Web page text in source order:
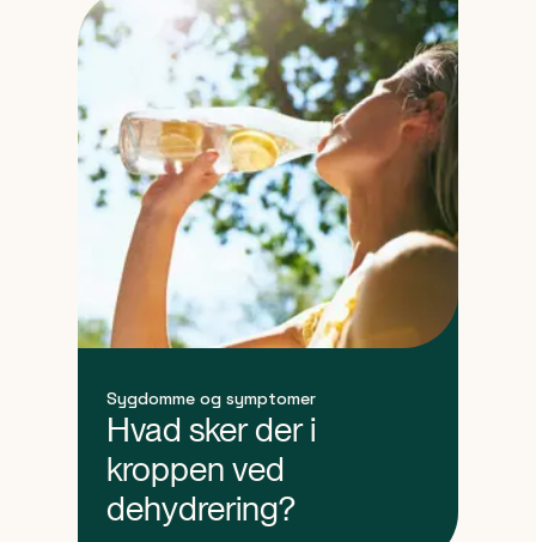
Sygdomme og symptomer
Hvad sker der i
kroppen ved
dehydrering?